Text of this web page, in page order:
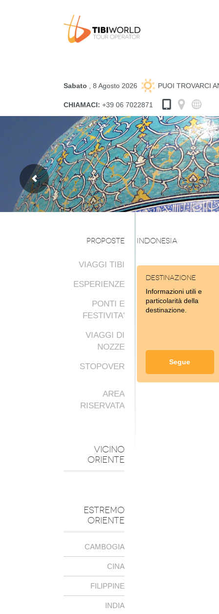
Sabato , 8 Agosto 2026 PUOI TROVARCI
CHIAMACI: +39 06 7022871
PROPOSTE
VIAGGI TIBI
ESPERIENZE
PONTI E
FESTIVITA'
VIAGGI DI
NOZZE
STOPOVER
AREA
RISERVATA
VICINO
ORIENTE
ESTREMO
ORIENTE
CAMBOGIA
CINA
FILIPPINE
INDIA
INDONESIA
Destinazione
Informazioni utili e
particolarità della
destinazione.
Segue